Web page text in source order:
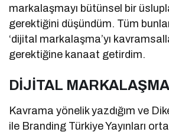
markalaşmayı bütünsel bir
gerektiğini düşündüm. Tüm
‘dijital markalaşma’yı
gerektiğine kanaat getirdim.
DİJİTAL
Kavrama yönelik yazdığım ve
ile Branding Türkiye Yayınları